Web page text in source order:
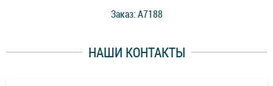
работы и оперативность!Заказ: A7188
НАШИ КОНТАКТЫ